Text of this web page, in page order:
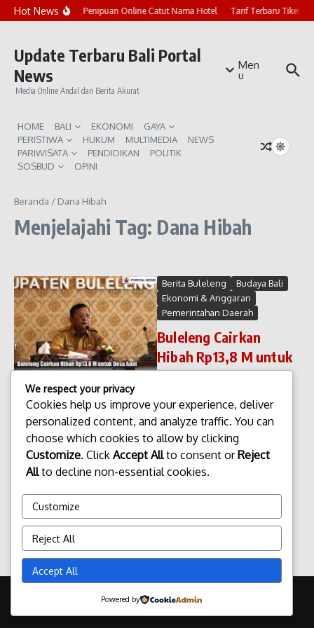
Lewati ke konten
Hot NewsMarak Penipuan Online Catut Nama Hotel Tarif Terbaru Tiket
Update Terbaru Bali Portal
News
Media Online Andal dan Berita Akurat
Men
u
HOME BALI EKONOMI
GAYA
PERISTIWA
HUKUM MULTIMEDIA
NEWS
PARIWISATA
PENDIDIKAN
POLITIK
SOSBUD
OPINI
Beranda / Dana Hibah
Menjelajahi Tag: Dana Hibah
Berita Buleleng
Budaya Bali
Ekonomi & Anggaran
Pemerintahan Daerah
Buleleng Cairkan
Hibah Rp13,8 M untuk
Desa Adat
M untuk Desa Adat.
Pemerintah Kabupaten
(Pemkab) Buleleng kembali
menunjukkan komitmennya
dalam menjaga keberlanjutan
dengan mencairkan dana
admin Maret 18, 2026
Read More
Copyright © 2026 Update Terbaru Bali Portal News | Powered by
We respect your privacy
Cookies help us improve your experience, deliver
personalized content, and analyze traffic. You can
choose which cookies to allow by clicking
Customize. Click Accept Allto consent orReject
Allto decline non-essential cookies.
Customize
Reject All
Accept All
Powered by